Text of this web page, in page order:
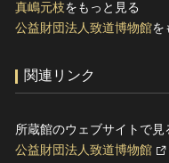
真嶋元枝をもっと見る
公益財団法人致道博物館を
関連リンク
所蔵館のウェブサイトで見
公益財団法人致道博物館